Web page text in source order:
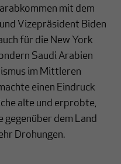
mit dem
Vizepräsident Biden
für die New York
Saudi Arabien
im Mittleren
einen Eindruck
alte und erprobte,
dem Land
Drohungen.